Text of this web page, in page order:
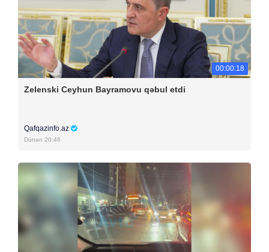
00:00:18
Zelenski Ceyhun Bayramovu qəbul etdi
Qafqazinfo.az
Dünən 20:46